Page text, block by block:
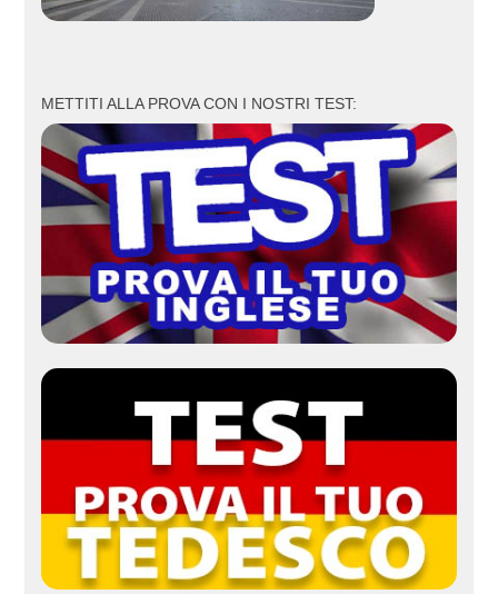
METTITI ALLA PROVA CON I NOSTRI TEST: